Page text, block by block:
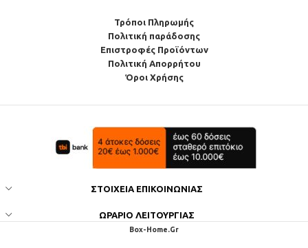
Τρόποι Πληρωμής
Πολιτική παράδοσης
Επιστροφές Προϊόντων
Πολιτική Απορρήτου
Όροι Χρήσης
ΣΤΟΙΧΕΊΑ ΕΠΙΚΟΙΝΩΝΊΑΣ
ΩΡΆΡΙΟ ΛΕΙΤΟΥΡΓΊΑΣ
Box-Home.Gr